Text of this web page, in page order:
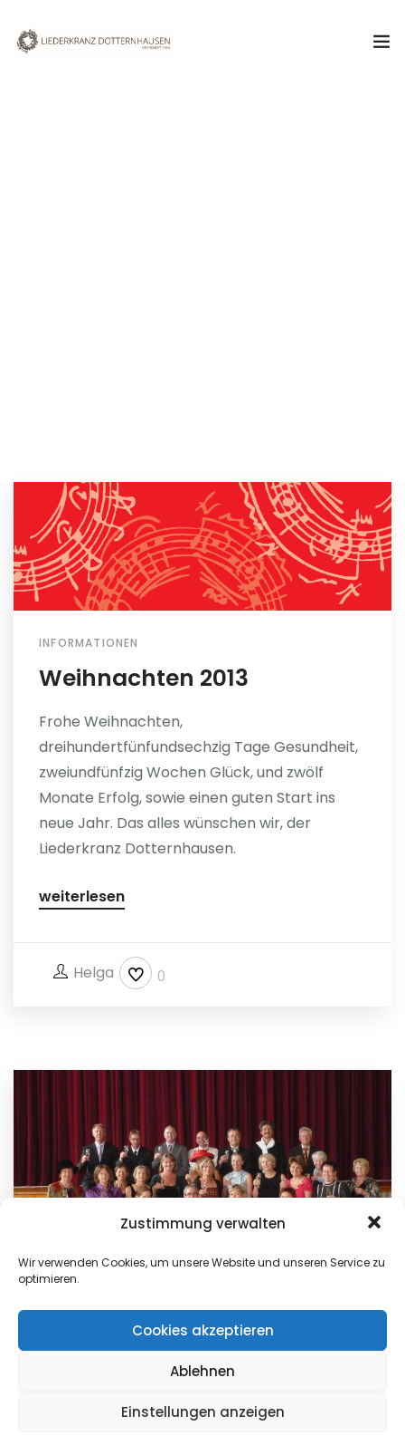
Zustimmung verwalten
Wir verwenden Cookies, um unsere Website und unseren Service zu
optimieren.
Cookies akzeptieren
Ablehnen
Einstellungen anzeigen
INFORMATIONEN
Weihnachten 2013
Frohe Weihnachten,
dreihundertfünfundsechzig Tage Gesundheit,
zweiundfünfzig Wochen Glück, und zwölf
Monate Erfolg, sowie einen guten Start ins
neue Jahr. Das alles wünschen wir, der
Liederkranz Dotternhausen.
weiterlesen
Helga 0
INFORMATIONEN,KONZERTE